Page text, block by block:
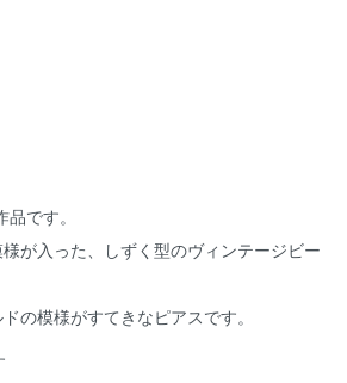
です。
が入った、しずく型のヴィンテージビー
の模様がすてきなピアスです。